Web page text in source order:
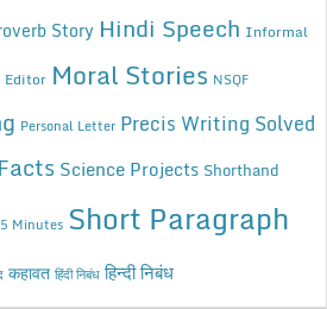
Story Hindi Speech Informal
Editor Moral Stories NSQF
Personal Letter Precis Writing Solved
Science Projects Shorthand
Minutes Short Paragraph
कहावत हिंदी निबंध हिन्दी निबंध